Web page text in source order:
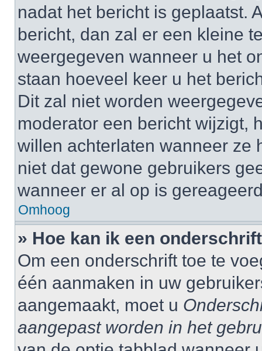
nadat het bericht is geplaatst.
bericht, dan zal er een kleine
weergegeven wanneer u het
staan hoeveel keer u het
Dit zal niet worden
moderator een bericht wijzigt,
willen achterlaten wanneer ze
niet dat gewone gebruikers
wanneer er al op is
Omhoog
» Hoe kan ik een
Om een onderschrift toe te
één aanmaken in uw
aangemaakt, moet u
aangepast worden in het